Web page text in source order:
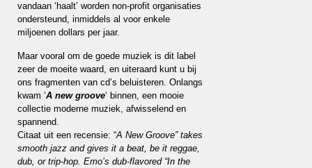
vandaan ‘haalt’ worden non-profit organisaties
ondersteund, inmiddels al voor enkele
miljoenen dollars per jaar.
Maar vooral om de goede muziek is dit label
zeer de moeite waard, en uiteraard kunt u bij
ons fragmenten van cd’s beluisteren. Onlangs
kwam ‘A new groove‘ binnen, een mooie
collectie moderne muziek, afwisselend en
spannend.
Citaat uit een recensie: “A New Groove” takes
smooth jazz and gives it a beat, be it reggae,
dub, or trip-hop. Emo’s dub-flavored “In the